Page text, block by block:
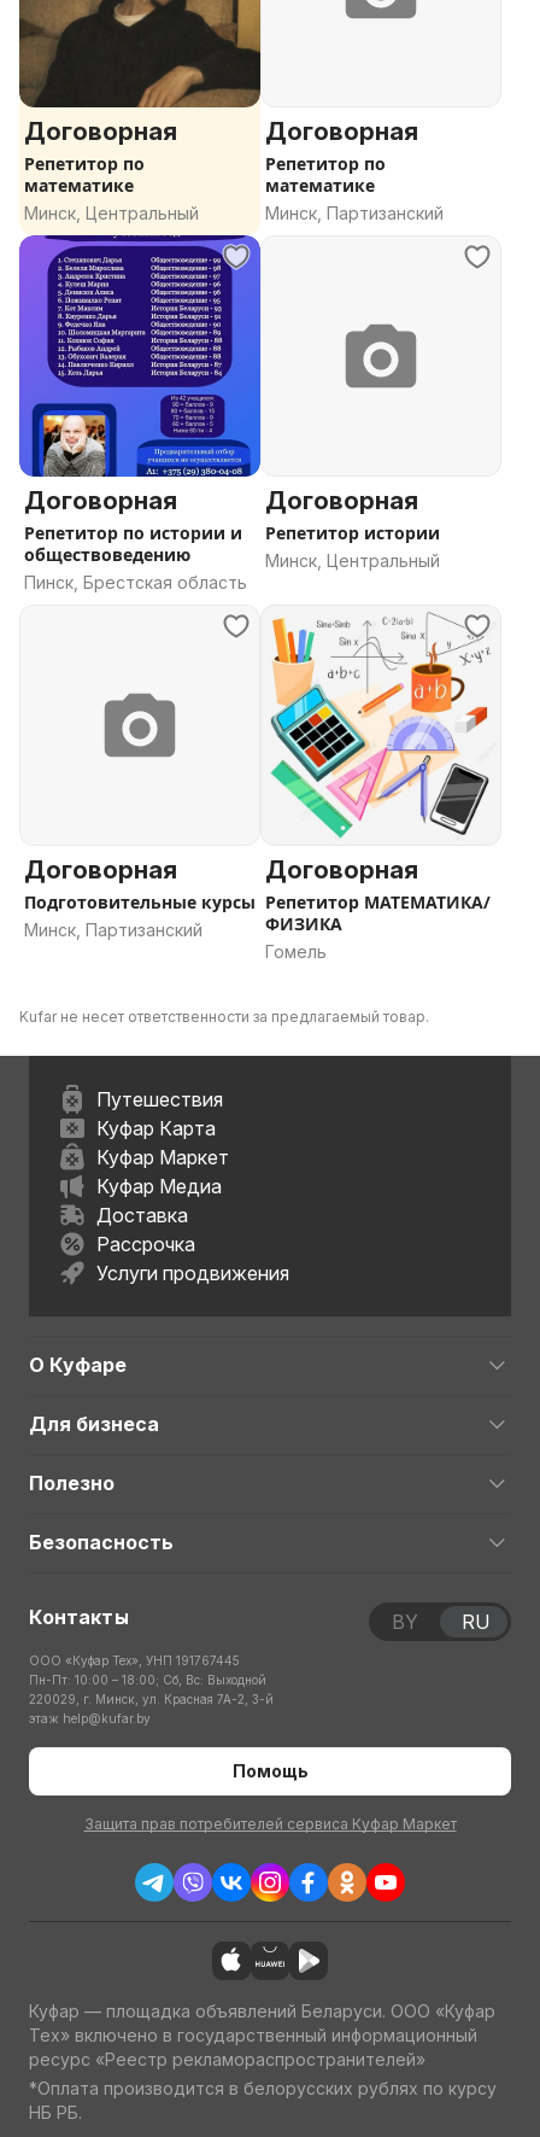
Договорная
Репетитор по
математике
Минск, Центральный
Договорная
Репетитор по
математике
Минск, Партизанский
Договорная
Репетитор по истории и
обществоведению
Пинск, Брестская область
Договорная
Репетитор истории
Минск, Центральный
Договорная
Подготовительные курсы
Минск, Партизанский
Договорная
Репетитор МАТЕМАТИКА/
ФИЗИКА
Гомель
Kufar не несет ответственности за предлагаемый товар.
Путешествия
Куфар Карта
Куфар Маркет
Куфар Медиа
Доставка
Рассрочка
Услуги продвижения
О Куфаре
Для бизнеса
Полезно
Безопасность
Контакты
ООО «Куфар Тех», УНП 191767445
Пн-Пт: 10:00 – 18:00; Сб, Вс: Выходной
220029, г. Минск, ул. Красная 7А-2, 3-й
этаж help@kufar.by
Помощь
Защита прав потребителей сервиса Куфар Маркет
BY RU
Куфар — площадка объявлений Беларуси. ООО «Куфар
Тех» включено в государственный информационный
ресурс «Реестр рекламораспространителей»
*Оплата производится в белорусских рублях по курсу
НБ РБ.